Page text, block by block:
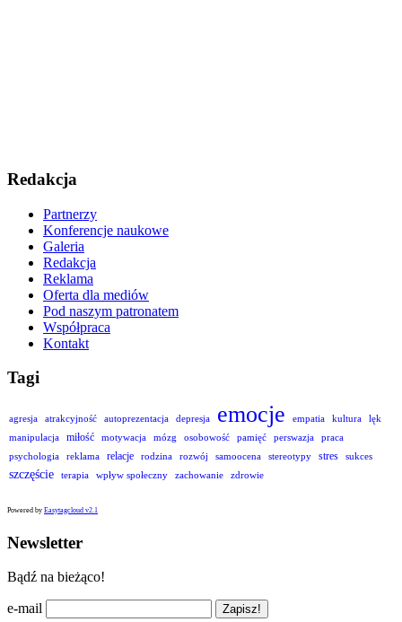
Redakcja
Partnerzy
Konferencje naukowe
Galeria
Redakcja
Reklama
Oferta dla mediów
Pod naszym patronatem
Współpraca
Kontakt
Tagi
agresja atrakcyjność autoprezentacja depresja emocje empatia kultura
lęk
manipulacja
miłość motywacja mózg osobowość pamięć perswazja
praca
psychologia
reklama relacje rodzina rozwój samoocena stereotypy stres sukces
szczęście terapia wpływ społeczny zachowanie zdrowie
Powered by Easytagcloud v2.1
Newsletter
Bądź na bieżąco!
e-mail